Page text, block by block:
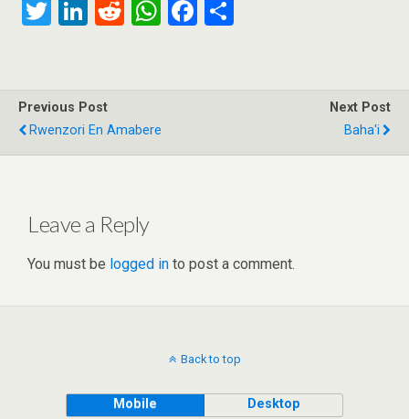
T
er
Li
dI
n
R
t
W
p
F
o
Previous Post
Rwenzori En Amabere
Next Post
Baha'i
Leave a Reply
You must be logged in to post a comment.
Back to top
Mobile Desktop